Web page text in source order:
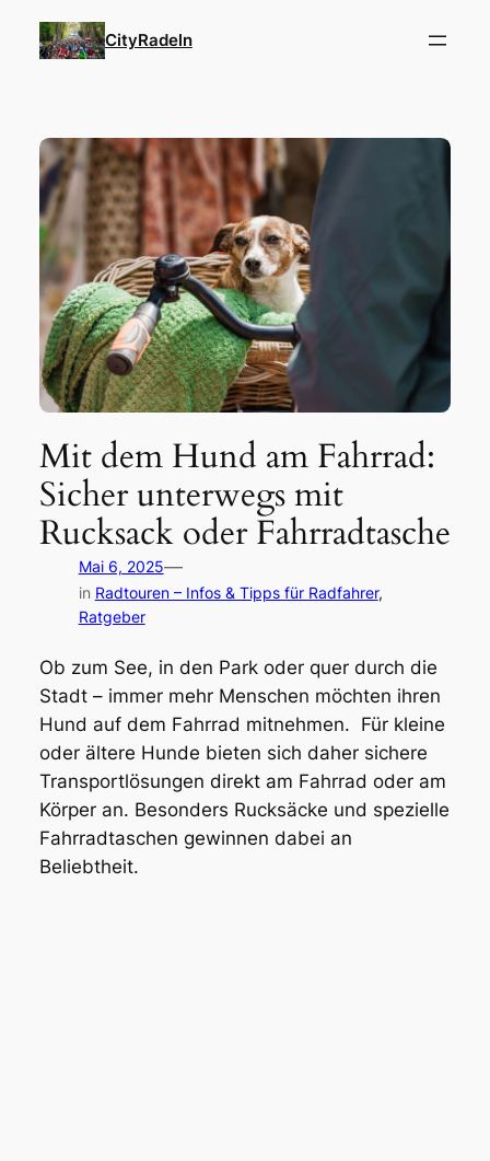
Inhalt
CityRadeln
Mit dem Hund am Fahrrad:
Sicher unterwegs mit
Rucksack oder Fahrradtasche
Mai 6, 2025—
in Radtouren – Infos & Tipps für Radfahrer
Ratgeber
Ob zum See, in den Park oder quer durch die
Stadt – immer mehr Menschen möchten ihren
Hund auf dem Fahrrad mitnehmen. Für kleine
oder ältere Hunde bieten sich daher sichere
Transportlösungen direkt am Fahrrad oder am
Körper an. Besonders Rucksäcke und spezielle
Fahrradtaschen gewinnen dabei an
Beliebtheit.